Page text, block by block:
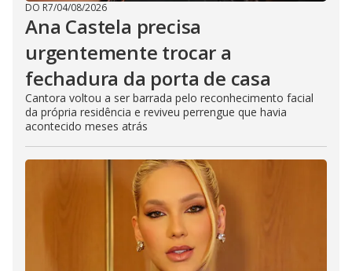
DO R7/04/08/2026
Ana Castela precisa
urgentemente trocar a
fechadura da porta de casa
Cantora voltou a ser barrada pelo reconhecimento facial
da própria residência e reviveu perrengue que havia
acontecido meses atrás